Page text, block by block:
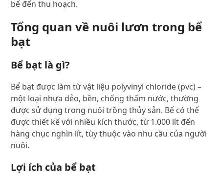
bể đến thu hoạch.
Tổng quan về nuôi lươn trong bể
bạt
Bể bạt là gì?
Bể bạt được làm từ vật liệu polyvinyl chloride (pvc) –
một loại nhựa dẻo, bền, chống thấm nước, thường
được sử dụng trong nuôi trồng thủy sản. Bể có thể
được thiết kế với nhiều kích thước, từ 1.000 lít đến
hàng chục nghìn lít, tùy thuộc vào nhu cầu của người
nuôi.
Lợi ích của bể bạt